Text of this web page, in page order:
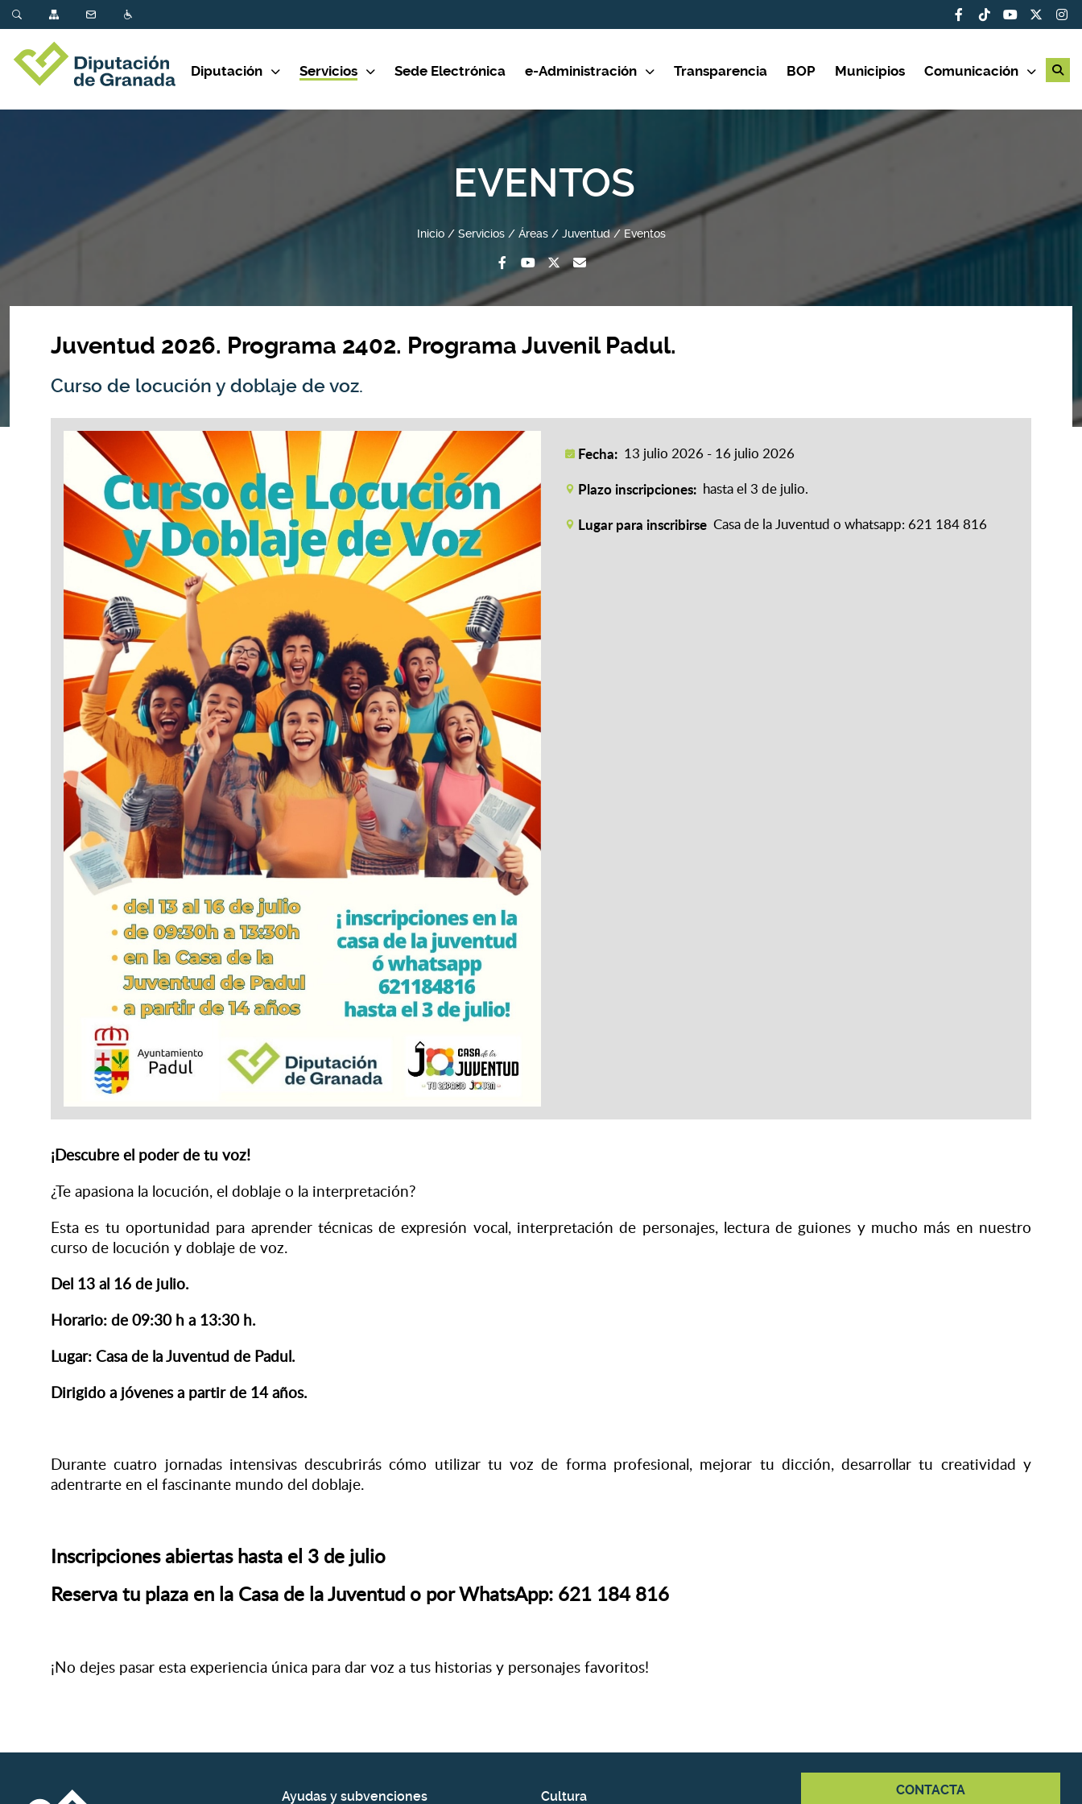
Diputación Servicios Sede Electrónica e-Administración Transparencia BOP Municipios Comunicación
EVENTOS
Inicio Servicios Áreas Juventud Eventos
Juventud 2026. Programa 2402. Programa Juvenil Padul.
Curso de locución y doblaje de voz.
Fecha: 13 julio 2026 - 16 julio 2026
Plazo inscripciones: hasta el 3 de julio.
Lugar para inscribirse Casa de la Juventud o whatsapp: 621 184 816
¡Descubre el poder de tu voz!
¿Te apasiona la locución, el doblaje o la interpretación?
Esta es tu oportunidad para aprender técnicas de expresión vocal, interpretación de personajes, lectura de guiones y mucho más en nuestro
curso de locución y doblaje de voz.
Del 13 al 16 de julio.
Horario: de 09:30 h a 13:30 h.
Lugar: Casa de la Juventud de Padul.
Dirigido a jóvenes a partir de 14 años.
Durante cuatro jornadas intensivas descubrirás cómo utilizar tu voz de forma profesional, mejorar tu dicción, desarrollar tu creatividad y
adentrarte en el fascinante mundo del doblaje.
Inscripciones abiertas hasta el 3 de julio
Reserva tu plaza en la Casa de la Juventud o por WhatsApp: 621 184 816
¡No dejes pasar esta experiencia única para dar voz a tus historias y personajes favoritos!
Ayudas y subvenciones Cultura CONTACTA